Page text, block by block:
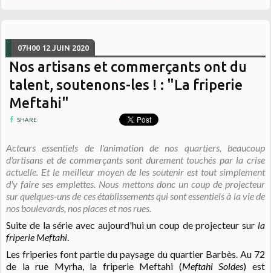
07H00 12 JUIN 2020
Nos artisans et commerçants ont du
talent, soutenons-les ! : "La friperie
Meftahi"
SHARE
Acteurs essentiels de l'animation de nos quartiers, beaucoup
d'artisans et de commerçants sont durement touchés par la crise
actuelle. Et le meilleur moyen de les soutenir est tout simplement
d'y faire ses emplettes. Nous mettons donc un coup de projecteur
sur quelques-uns de ces établissements qui sont essentiels à la vie de
nos boulevards, nos places et nos rues.
Suite de la série avec aujourd'hui un coup de projecteur sur la
friperie Meftahi
Les friperies font partie du paysage du quartier Barbès. Au 72
de la rue Myrha, la friperie Meftahi (Meftahi Soldes) est